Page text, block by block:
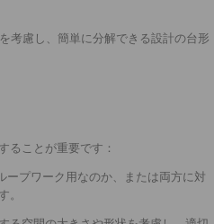
考慮し、簡単に分解できる設計の台形
ることが重要です：
ープワーク用なのか、または両方に対
。